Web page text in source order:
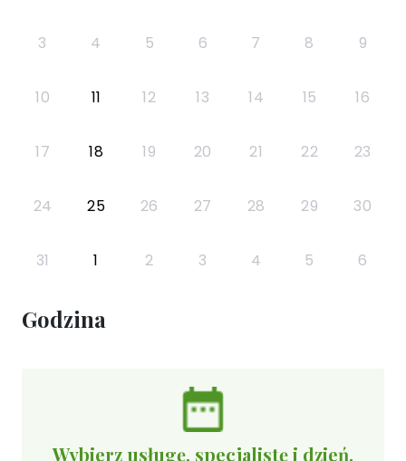
3 4 5 6 7 8 9
10 11 12 13 14 15 16
17 18 19 20 21 22 23
24 25 26 27 28 29 30
31 1 2 3 4 5 6
Godzina
Wybierz usługę, specjalistę i dzień.